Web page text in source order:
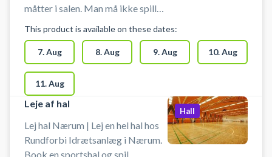
måtter i salen. Man må ikke spille
for omklædning og bad
This product is available on these dates:
7. Aug 8. Aug 9. Aug 10. Aug
11. Aug
Leje af hal
Lej hal Nærum | Lej en hel hal hos
Rundforbi Idrætsanlæg i Nærum.
Book en sportshal og spil
Hall